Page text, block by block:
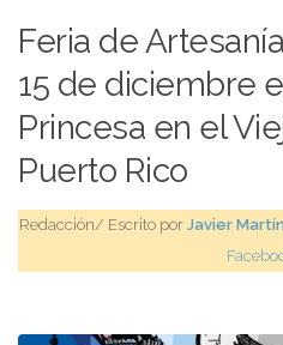
Feria de
15 de diciembre
Princesa en el
Puerto Rico
Redacción/ Escrito por Javier